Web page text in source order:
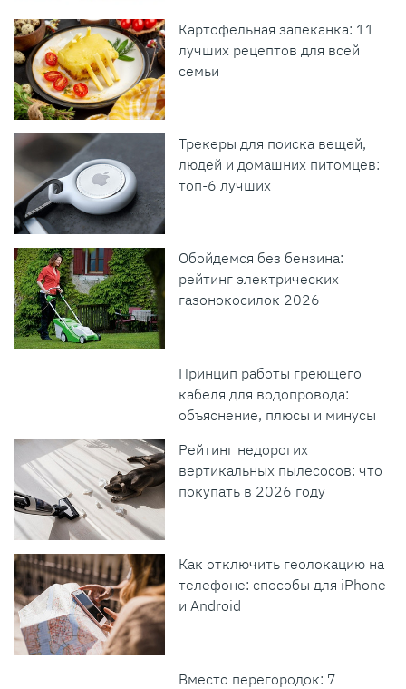
Картофельная запеканка: 11
лучших рецептов для всей
семьи
Трекеры для поиска вещей,
людей и домашних питомцев:
топ-6 лучших
Обойдемся без бензина:
рейтинг электрических
газонокосилок 2026
Принцип работы греющего
кабеля для водопровода:
объяснение, плюсы и минусы
Рейтинг недорогих
вертикальных пылесосов: что
покупать в 2026 году
Как отключить геолокацию на
телефоне: способы для iPhone
и Android
Вместо перегородок: 7